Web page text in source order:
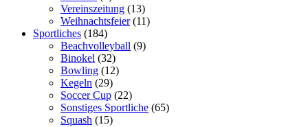
Vereinszeitung (13)
Weihnachtsfeier(11)
Sportliches (184)
Beachvolleyball (9)
Binokel (32)
Bowling (12)
Kegeln (29)
Soccer Cup (22)
Sonstiges Sportliche (65)
Squash (15)